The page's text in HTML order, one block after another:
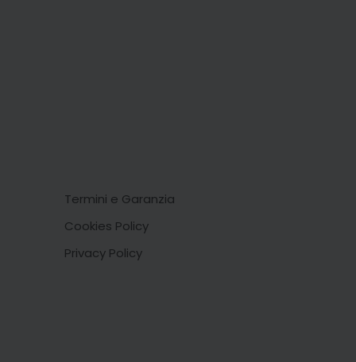
Termini e Garanzia
Cookies Policy
Privacy Policy